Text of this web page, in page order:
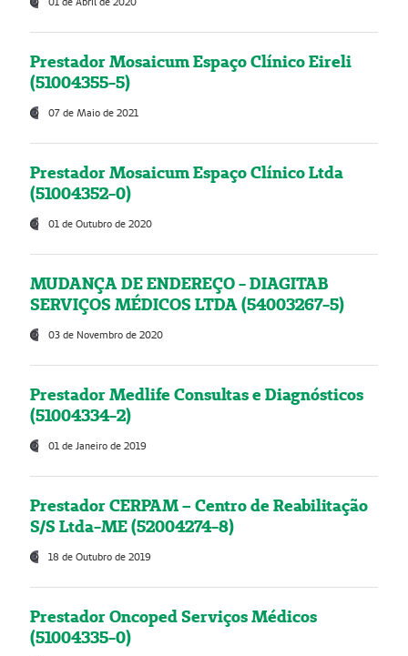
Prestador Mosaicum Espaço Clínico Eireli
(51004355-5)
07 de Maio de 2021
Prestador Mosaicum Espaço Clínico Ltda
(51004352-0)
01 de Outubro de 2020
MUDANÇA DE ENDEREÇO - DIAGITAB
SERVIÇOS MÉDICOS LTDA (54003267-5)
03 de Novembro de 2020
Prestador Medlife Consultas e Diagnósticos
(51004334-2)
01 de Janeiro de 2019
Prestador CERPAM – Centro de Reabilitação
S/S Ltda-ME (52004274-8)
18 de Outubro de 2019
Prestador Oncoped Serviços Médicos
(51004335-0)